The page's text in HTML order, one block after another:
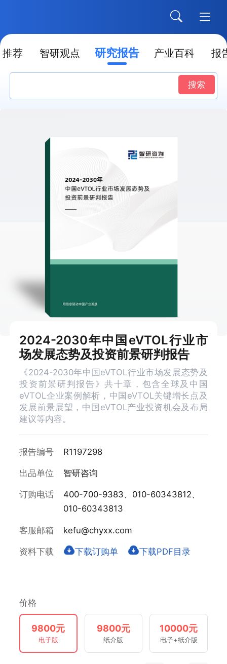
推荐 智研观点 研究报告 产业百科 报
搜索
2024-2030年中国eVTOL行业市
场发展态势及投资前景研判报告
《2024-2030年中国eVTOL行业市场发展态势及
投资前景研判报告》共十章，包含全球及中国
eVTOL企业案例解析，中国eVTOL关键增长点及
发展前景展望，中国eVTOL产业投资机会及布局
建议等内容。
报告编号 R1197298
出品单位 智研咨询
订购电话
400-700-9383、010-60343812、
010-60343813
客服邮箱 kefu@chyxx.com
资料下载 下载订购单 下载PDF目录
价格
9800元
电子版
9800元
纸介版
10000元
电子+纸介版